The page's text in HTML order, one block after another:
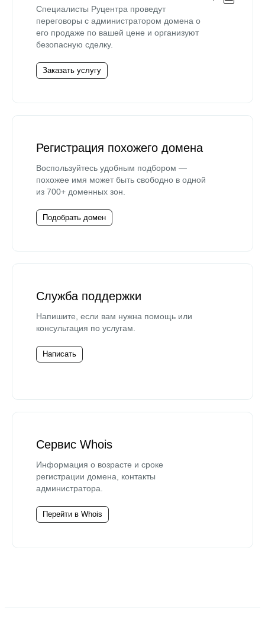
Специалисты Руцентра проведут
переговоры с администратором домена о
его продаже по вашей цене и организуют
безопасную сделку.
Заказать услугу
Регистрация похожего домена
Воспользуйтесь удобным подбором —
похожее имя может быть свободно в одной
из 700+ доменных зон.
Подобрать домен
Служба поддержки
Напишите, если вам нужна помощь или
консультация по услугам.
Написать
Сервис Whois
Информация о возрасте и сроке
регистрации домена, контакты
администратора.
Перейти в Whois